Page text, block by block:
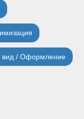
вид / Оформление